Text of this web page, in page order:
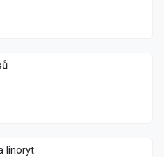
linoryt